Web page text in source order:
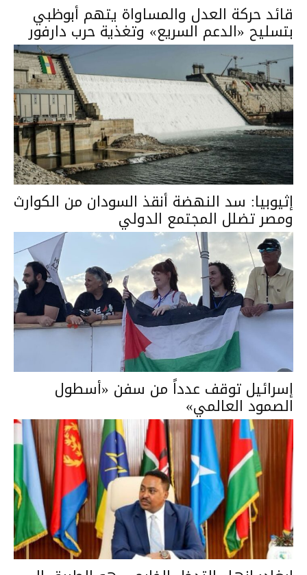
قائد حركة العدل والمساواة يتهم أبوظبي
بتسليح «الدعم السريع» وتغذية حرب دارفور
إثيوبيا: سد النهضة أنقذ السودان من الكوارث
ومصر تضلل المجتمع الدولي
إسرائيل توقف عدداً من سفن «أسطول
الصمود العالمي»